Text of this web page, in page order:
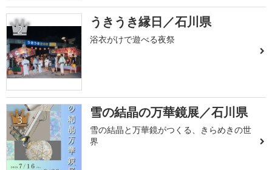
2 うきうき縁日／石川県
浴衣がけで遊べる夜祭
3 雪の結晶の万華鏡展／石川県
雪の結晶と万華鏡がつくる、きらめきの世
界